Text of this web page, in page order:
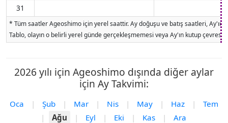
31
* Tüm saatler Ageoshimo için yerel saattir. Ay doğuşu ve batış saatleri,
Tablo, olayın o belirli yerel günde gerçekleşmemesi veya Ay'ın kutup
2026 yılı için Ageoshimo dışında diğer aylar
için Ay Takvimi:
Oca | Şub | Mar | Nis | May | Haz |
Tem
|
Ağu | Eyl | Eki | Kas | Ara